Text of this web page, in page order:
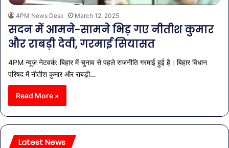
4PM News Desk March 12, 2025
सदन में आमने-सामने भिड़ गए नीतीश कुमार
और राबड़ी देवी, गरमाई सियासत
4PM न्यूज़ नेटवर्क: बिहार में चुनाव से पहले राजनीति गरमाई हुई है। बिहार विधान
परिषद में नीतीश कुमार और राबड़ी…
Read More »
Latest News